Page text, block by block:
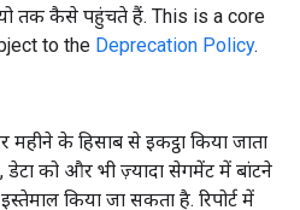
तक कैसे पहुंचते हैं. This is a core
to the Deprecation Policy.
महीने के हिसाब से इकट्ठा किया जाता
डेटा को और भी ज़्यादा सेगमेंट में बांटने
किया जा सकता है. रिपोर्ट में